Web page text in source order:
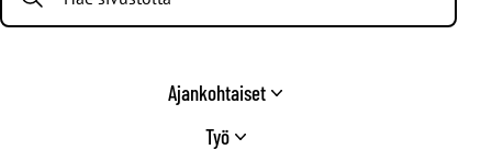
Ajankohtaiset
Työ